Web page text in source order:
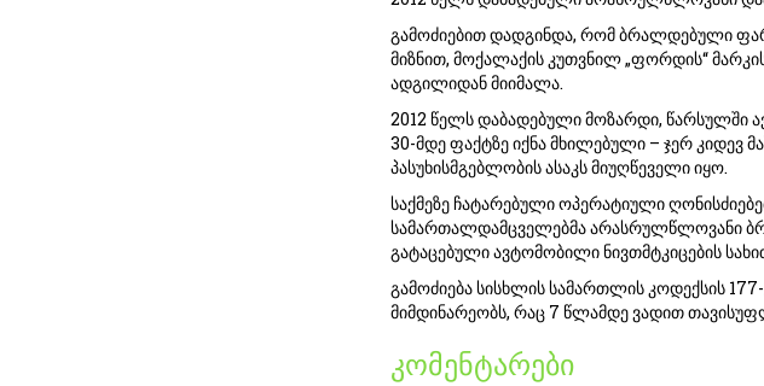
გამოძიებით დადგინდა, რომ ბრალდებული
მიზნით, მოქალაქის კუთვნილ „ფორდის“
ადგილიდან მიიმალა.
2012 წელს დაბადებული მოზარდი, წარსულში
30-მდე ფაქტზე იქნა მხილებული – ჯერ კიდევ
პასუხისმგებლობის ასაკს მიუღწეველი იყო.
საქმეზე ჩატარებული ოპერატიული
სამართალდამცველებმა არასრულწლოვანი
გატაცებული ავტომობილი ნივთმტკიცების
გამოძიება სისხლის სამართლის კოდექსის
მიმდინარეობს, რაც 7 წლამდე ვადით
კომენტარები